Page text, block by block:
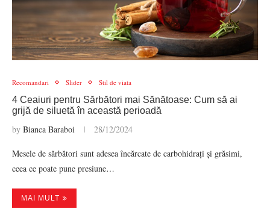
Recomandari Slider Stil de viata
4 Ceaiuri pentru Sărbători mai Sănătoase: Cum să ai
grijă de siluetă în această perioadă
by Bianca Baraboi 28/12/2024
Mesele de sărbători sunt adesea încărcate de carbohidrați și grăsimi,
ceea ce poate pune presiune…
MAI MULT